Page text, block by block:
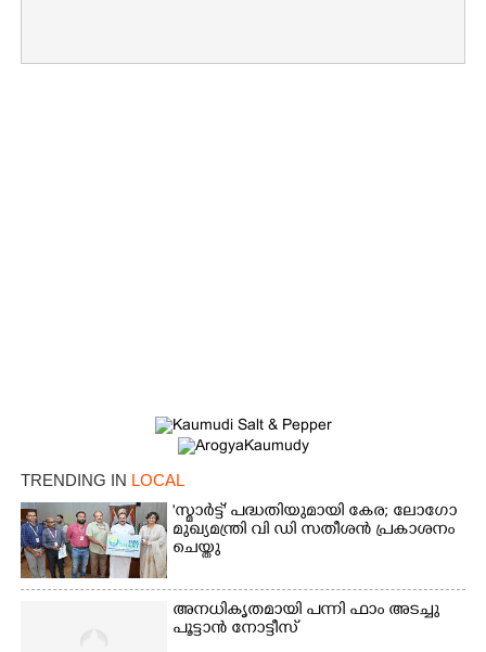
TRENDING IN LOCAL
'സ്മാർട്ട്' പദ്ധതിയുമായി കേര; ലോഗോ
മുഖ്യമന്ത്രി വി ഡി സതീശൻ പ്രകാശനം
ചെയ്തു
അനധികൃതമായി പന്നി ഫാം അടച്ചു
പൂട്ടാൻ നോട്ടീസ്